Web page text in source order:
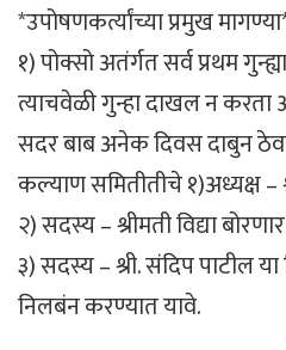
*उपोषणकर्त्यांच्या प्रमुख
१) पोक्सो अतंर्गत सर्व प्रथम
त्याचवेळी गुन्हा दाखल न
सदर बाब अनेक दिवस दाबुन
कल्याण समितीतीचे १)अध्यक्ष –
२) सदस्य – श्रीमती विद्या बोरणार
३) सदस्य – श्री. संदिप पाटील
निलबंन करण्यात यावे.